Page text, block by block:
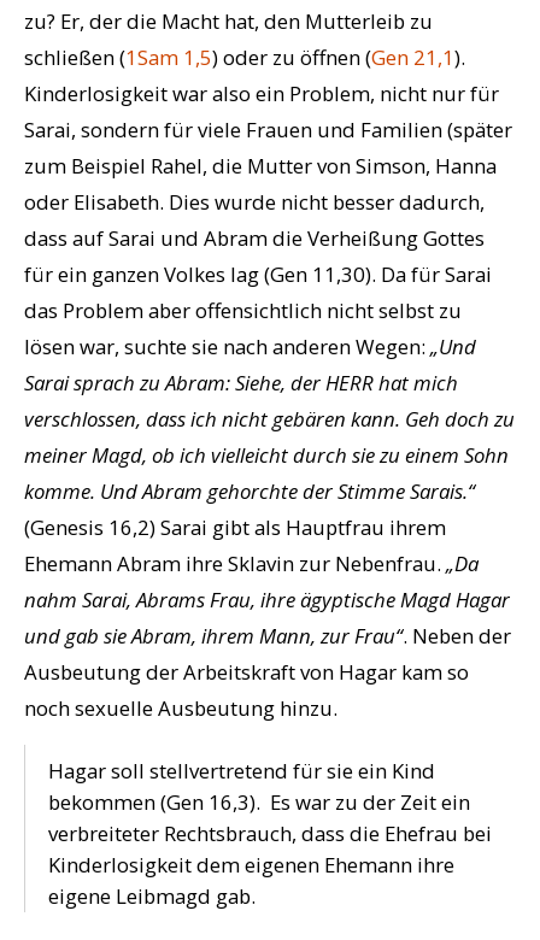
zu? Er, der die Macht hat, den Mutterleib zu
schließen (1Sam 1,5) oder zu öffnen (Gen 21,1).
Kinderlosigkeit war also ein Problem, nicht nur für
Sarai, sondern für viele Frauen und Familien (später
zum Beispiel Rahel, die Mutter von Simson, Hanna
oder Elisabeth. Dies wurde nicht besser dadurch,
dass auf Sarai und Abram die Verheißung Gottes
für ein ganzen Volkes lag (Gen 11,30). Da für Sarai
das Problem aber offensichtlich nicht selbst zu
lösen war, suchte sie nach anderen Wegen: „Und
Sarai sprach zu Abram: Siehe, der HERR hat mich
verschlossen, dass ich nicht gebären kann. Geh doch zu
meiner Magd, ob ich vielleicht durch sie zu einem Sohn
komme. Und Abram gehorchte der Stimme Sarais.“
(Genesis 16,2) Sarai gibt als Hauptfrau ihrem
Ehemann Abram ihre Sklavin zur Nebenfrau. „Da
nahm Sarai, Abrams Frau, ihre ägyptische Magd Hagar
und gab sie Abram, ihrem Mann, zur Frau“. Neben der
Ausbeutung der Arbeitskraft von Hagar kam so
noch sexuelle Ausbeutung hinzu.
Hagar soll stellvertretend für sie ein Kind
bekommen (Gen 16,3). Es war zu der Zeit ein
verbreiteter Rechtsbrauch, dass die Ehefrau bei
Kinderlosigkeit dem eigenen Ehemann ihre
eigene Leibmagd gab.